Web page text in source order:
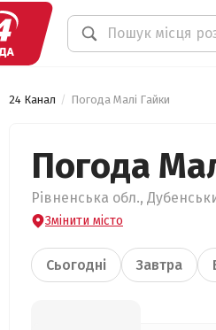
24 Канал Погода Малі Гайки
Погода
Рівненська обл.,
Змінити місто
Сьогодні Завтра